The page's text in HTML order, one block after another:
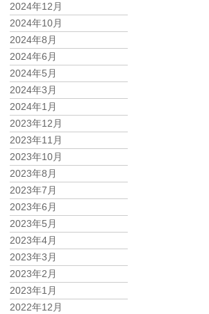
2024年12月
2024年10月
2024年8月
2024年6月
2024年5月
2024年3月
2024年1月
2023年12月
2023年11月
2023年10月
2023年8月
2023年7月
2023年6月
2023年5月
2023年4月
2023年3月
2023年2月
2023年1月
2022年12月